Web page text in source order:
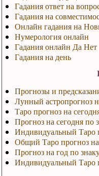
Гадания ответ на
Гадания на
Онлайн гадания на
Нумерология онлайн
Гадания онлайн Да Нет
Гадания на день
Прогнозы и
Лунный астропрогноз
Таро прогноз на
Прогноз на сегодня по
Индивидуальный Таро
Общий Таро прогноз
Прогноз на год по
Индивидуальный Таро